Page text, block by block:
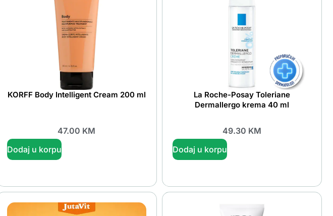
KORFF Body Intelligent Cream 200 ml
47.00 KM
Dodaj u korpu
La Roche-Posay Toleriane
Dermallergo krema 40 ml
49.30 KM
Dodaj u korpu